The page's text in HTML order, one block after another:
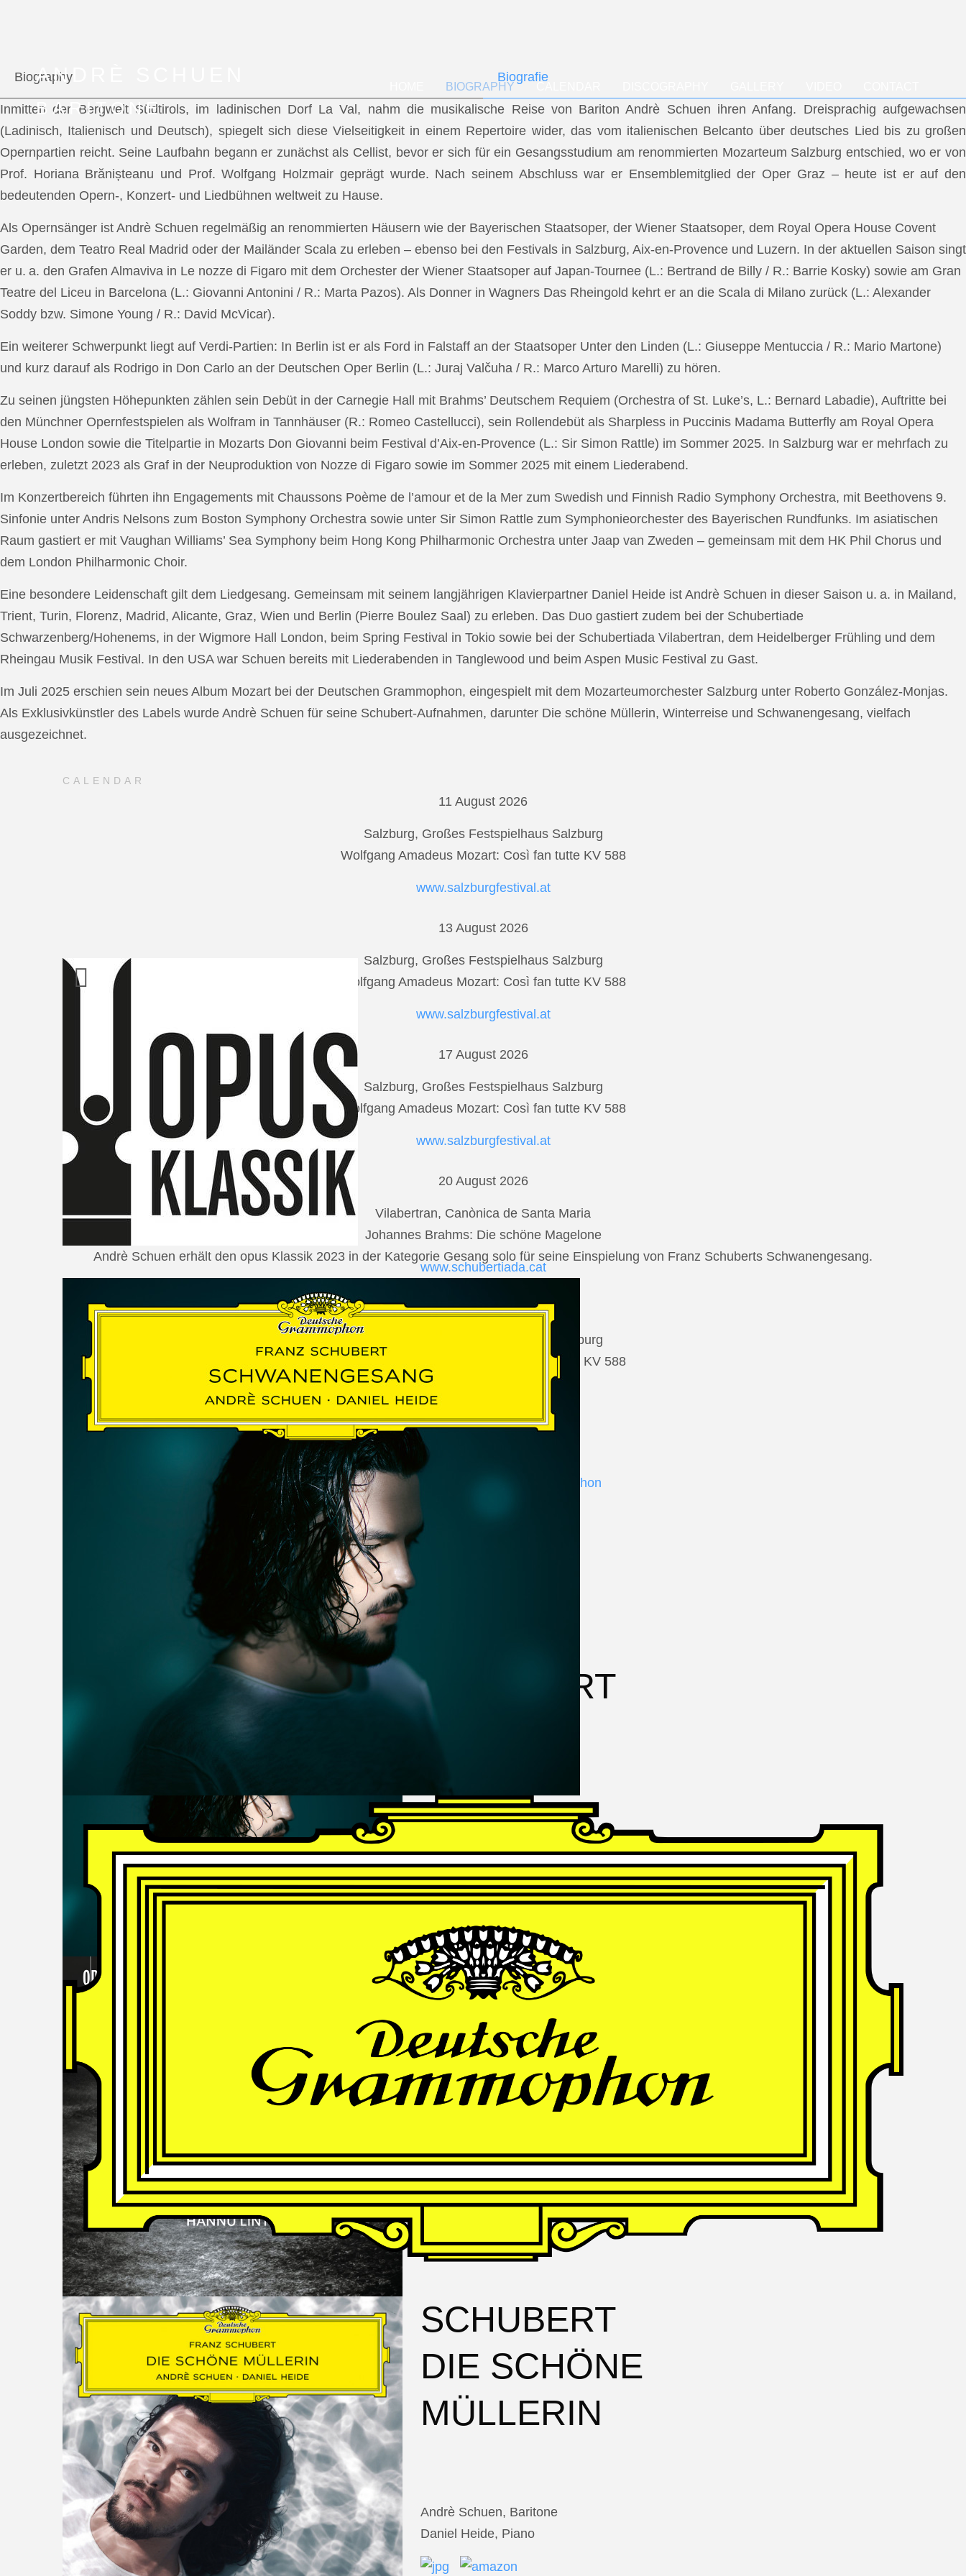
ANDRÈ SCHUEN
BARITONE
BIOGRAPHY
Biography Biografie
Inmitten der Bergwelt Südtirols, im ladinischen Dorf La Val, nahm die musikalische Reise von Bariton Andrè Schuen ihren Anfang. Dreisprachig aufgewachsen
(Ladinisch, Italienisch und Deutsch), spiegelt sich diese Vielseitigkeit in einem Repertoire wider, das vom italienischen Belcanto über deutsches Lied bis zu großen
Opernpartien reicht. Seine Laufbahn begann er zunächst als Cellist, bevor er sich für ein Gesangsstudium am renommierten Mozarteum Salzburg entschied, wo er von
Prof. Horiana Brănișteanu und Prof. Wolfgang Holzmair geprägt wurde. Nach seinem Abschluss war er Ensemblemitglied der Oper Graz – heute ist er auf den
bedeutenden Opern-, Konzert- und Liedbühnen weltweit zu Hause.
Als Opernsänger ist Andrè Schuen regelmäßig an renommierten Häusern wie der Bayerischen Staatsoper, der Wiener Staatsoper, dem Royal Opera House Covent
Garden, dem Teatro Real Madrid oder der Mailänder Scala zu erleben – ebenso bei den Festivals in Salzburg, Aix-en-Provence und Luzern. In der aktuellen Saison singt
er u. a. den Grafen Almaviva in Le nozze di Figaro mit dem Orchester der Wiener Staatsoper auf Japan-Tournee (L.: Bertrand de Billy / R.: Barrie Kosky) sowie am Gran
Teatre del Liceu in Barcelona (L.: Giovanni Antonini / R.: Marta Pazos). Als Donner in Wagners Das Rheingold kehrt er an die Scala di Milano zurück (L.: Alexander
Soddy bzw. Simone Young / R.: David McVicar).
Ein weiterer Schwerpunkt liegt auf Verdi-Partien: In Berlin ist er als Ford in Falstaff an der Staatsoper Unter den Linden (L.: Giuseppe Mentuccia / R.: Mario Martone)
und kurz darauf als Rodrigo in Don Carlo an der Deutschen Oper Berlin (L.: Juraj Valčuha / R.: Marco Arturo Marelli) zu hören.
Zu seinen jüngsten Höhepunkten zählen sein Debüt in der Carnegie Hall mit Brahms’ Deutschem Requiem (Orchestra of St. Luke’s, L.: Bernard Labadie), Auftritte bei
den Münchner Opernfestspielen als Wolfram in Tannhäuser (R.: Romeo Castellucci), sein Rollendebüt als Sharpless in Puccinis Madama Butterfly am Royal Opera
House London sowie die Titelpartie in Mozarts Don Giovanni beim Festival d’Aix-en-Provence (L.: Sir Simon Rattle) im Sommer 2025. In Salzburg war er mehrfach zu
erleben, zuletzt 2023 als Graf in der Neuproduktion von Nozze di Figaro sowie im Sommer 2025 mit einem Liederabend.
Im Konzertbereich führten ihn Engagements mit Chaussons Poème de l’amour et de la Mer zum Swedish und Finnish Radio Symphony Orchestra, mit Beethovens 9.
Sinfonie unter Andris Nelsons zum Boston Symphony Orchestra sowie unter Sir Simon Rattle zum Symphonieorchester des Bayerischen Rundfunks. Im asiatischen
Raum gastiert er mit Vaughan Williams’ Sea Symphony beim Hong Kong Philharmonic Orchestra unter Jaap van Zweden – gemeinsam mit dem HK Phil Chorus und
dem London Philharmonic Choir.
Eine besondere Leidenschaft gilt dem Liedgesang. Gemeinsam mit seinem langjährigen Klavierpartner Daniel Heide ist Andrè Schuen in dieser Saison u. a. in Mailand,
Trient, Turin, Florenz, Madrid, Alicante, Graz, Wien und Berlin (Pierre Boulez Saal) zu erleben. Das Duo gastiert zudem bei der Schubertiade
Schwarzenberg/Hohenems, in der Wigmore Hall London, beim Spring Festival in Tokio sowie bei der Schubertiada Vilabertran, dem Heidelberger Frühling und dem
Rheingau Musik Festival. In den USA war Schuen bereits mit Liederabenden in Tanglewood und beim Aspen Music Festival zu Gast.
Im Juli 2025 erschien sein neues Album Mozart bei der Deutschen Grammophon, eingespielt mit dem Mozarteumorchester Salzburg unter Roberto González-Monjas.
Als Exklusivkünstler des Labels wurde Andrè Schuen für seine Schubert-Aufnahmen, darunter Die schöne Müllerin, Winterreise und Schwanengesang, vielfach
ausgezeichnet.
CALENDAR
11 August 2026
Salzburg, Großes Festspielhaus Salzburg
Wolfgang Amadeus Mozart: Così fan tutte KV 588
www.salzburgfestival.at
13 August 2026
Salzburg, Großes Festspielhaus Salzburg
Wolfgang Amadeus Mozart: Così fan tutte KV 588
www.salzburgfestival.at
17 August 2026
Salzburg, Großes Festspielhaus Salzburg
Wolfgang Amadeus Mozart: Così fan tutte KV 588
www.salzburgfestival.at
20 August 2026
Vilabertran, Canònica de Santa Maria
Johannes Brahms: Die schöne Magelone
www.schubertiada.cat
22 August 2026
Salzburg, Großes Festspielhaus Salzburg
Wolfgang Amadeus Mozart: Così fan tutte KV 588
www.salzburgfestival.at
read more
Andrè Schuen at Deutsche Grammophon
SCHUBERT
Daniel Heide, Piano
THOMAS
LARCHER
Die Nacht der Verlorenen
Finnish Radio Symphony Orchestra
Hannu Lintu
SCHUBERT
DIE SCHÖNE
MÜLLERIN
Andrè Schuen, Baritone
Daniel Heide, Piano
Andrè Schuen erhält den opus Klassik 2023 in der Kategorie Gesang solo für seine Einspielung von Franz Schuberts Schwanengesang.